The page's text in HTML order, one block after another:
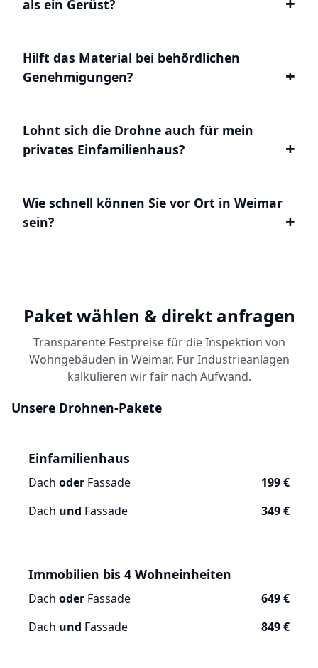
als ein Gerüst?
Hilft das Material bei behördlichen
Genehmigungen?
Lohnt sich die Drohne auch für mein
privates Einfamilienhaus?
Wie schnell können Sie vor Ort in Weimar
sein?
Paket wählen & direkt anfragen
Transparente Festpreise für die Inspektion von
Wohngebäuden in Weimar. Für Industrieanlagen
kalkulieren wir fair nach Aufwand.
Unsere Drohnen-Pakete
Einfamilienhaus
Dach oder Fassade
199 €
Dach und Fassade 349 €
Immobilien bis 4 Wohneinheiten
Dach oder Fassade
649 €
Dach und Fassade 849 €